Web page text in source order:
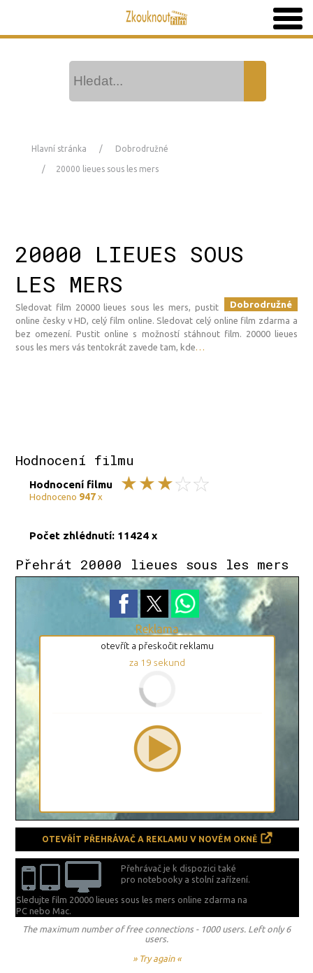
Hlavní stránka Dobrodružné
20000 lieues sous les mers
20000 LIEUES SOUS
LES MERS
Dobrodružné
Sledovat film 20000 lieues sous les mers, pustit
online česky v HD, celý film online. Sledovat celý online film zdarma a
bez omezení. Pustit online s možností stáhnout film. 20000 lieues
sous les mers vás tentokrát zavede tam, kde
Hodnocení filmu
Hodnocení filmu
Hodnoceno 947x
Počet zhlédnutí: 11424 x
Přehrát 20000 lieues sous les mers
Reklama
otevřít a přeskočit reklamu
za 19 sekund
OTEVŘÍT PŘEHRÁVAČ A REKLAMU V NOVÉM OKNĚ
Přehrávač je k dispozici také
pro notebooky a stolní zařízení.
Sledujte film 20000 lieues sous les mers online zdarma na
PC nebo Mac.
The maximum number of free connections - 1000 users. Left only 6
users.
» Try again «